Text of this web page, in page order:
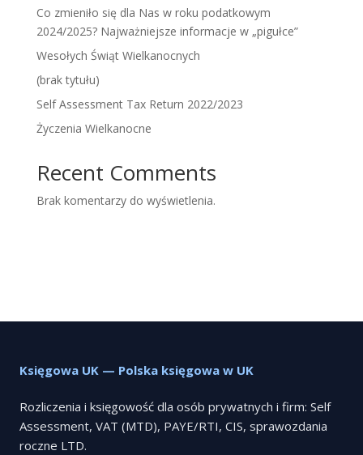
Co zmieniło się dla Nas w roku podatkowym
2024/2025? Najważniejsze informacje w „pigułce”
Wesołych Świąt Wielkanocnych
(brak tytułu)
Self Assessment Tax Return 2022/2023
Życzenia Wielkanocne
Recent Comments
Brak komentarzy do wyświetlenia.
Księgowa UK — Polska księgowa w UK
Rozliczenia i księgowość dla osób prywatnych i firm: Self
Assessment, VAT (MTD), PAYE/RTI, CIS, sprawozdania
roczne LTD.